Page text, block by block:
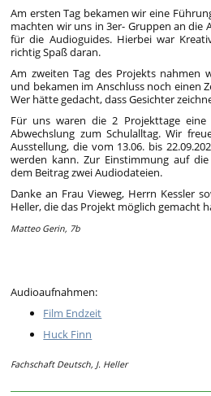
Am ersten Tag bekamen wir eine
machten wir uns in 3er- Gruppen an die
für die Audioguides. Hierbei war
richtig Spaß daran.
Am zweiten Tag des Projekts nahmen
und bekamen im Anschluss noch einen
Wer hätte gedacht, dass Gesichter
Für uns waren die 2 Projekttage eine
Abwechslung zum Schulalltag. Wir
Ausstellung, die vom 13.06. bis
werden kann. Zur Einstimmung auf
dem Beitrag zwei Audiodateien.
Danke an Frau Vieweg, Herrn Kessler
Heller, die das Projekt möglich gemacht
Matteo Gerin, 7b
Audioaufnahmen:
Film Endzeit
Huck Finn
Fachschaft Deutsch, J. Heller